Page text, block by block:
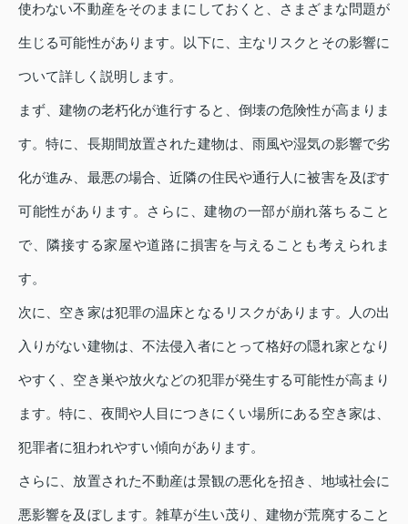
使わない不動産をそのままにしておくと、さまざまな問題が
生じる可能性があります。以下に、主なリスクとその影響に
ついて詳しく説明します。
まず、建物の老朽化が進行すると、倒壊の危険性が高まりま
す。特に、長期間放置された建物は、雨風や湿気の影響で劣
化が進み、最悪の場合、近隣の住民や通行人に被害を及ぼす
可能性があります。さらに、建物の一部が崩れ落ちること
で、隣接する家屋や道路に損害を与えることも考えられま
す。
次に、空き家は犯罪の温床となるリスクがあります。人の出
入りがない建物は、不法侵入者にとって格好の隠れ家となり
やすく、空き巣や放火などの犯罪が発生する可能性が高まり
ます。特に、夜間や人目につきにくい場所にある空き家は、
犯罪者に狙われやすい傾向があります。
さらに、放置された不動産は景観の悪化を招き、地域社会に
悪影響を及ぼします。雑草が生い茂り、建物が荒廃すること